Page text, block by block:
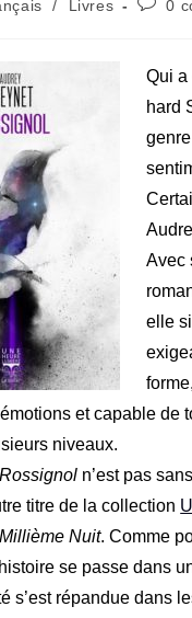
/ Livres 0
Qui a
hard
Avec
elle
et capable de
niveaux.
Rossignol n’est pas
titre de la collection
Nuit. Comme
se passe dans
s’est répandue dans